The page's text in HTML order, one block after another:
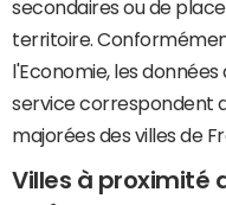
secondaires ou de
territoire.
l'Economie, les
service correspondent
majorées des villes de
Villes à proximité